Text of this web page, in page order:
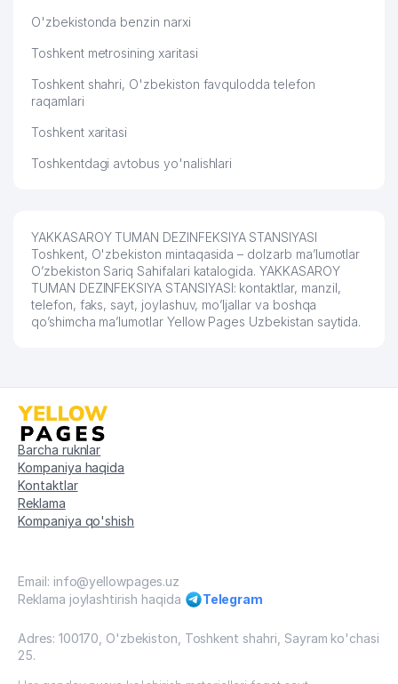
O'zbekistonda benzin narxi
Toshkent metrosining xaritasi
Toshkent shahri, O'zbekiston favqulodda telefon
raqamlari
Toshkent xaritasi
Toshkentdagi avtobus yo'nalishlari
YAKKASAROY TUMAN DEZINFEKSIYA STANSIYASI
Toshkent, O'zbekiston mintaqasida – dolzarb ma’lumotlar
O’zbekiston Sariq Sahifalari katalogida. YAKKASAROY
TUMAN DEZINFEKSIYA STANSIYASI: kontaktlar, manzil,
telefon, faks, sayt, joylashuv, mo’ljallar va boshqa
qo’shimcha ma’lumotlar Yellow Pages Uzbekistan saytida.
Barcha ruknlar
Kompaniya haqida
Kontaktlar
Reklama
Kompaniya qo'shish
Email: info@yellowpages.uz
Reklama joylashtirish haqida
Telegram
Adres: 100170, O'zbekiston, Toshkent shahri, Sayram ko'chasi
25.